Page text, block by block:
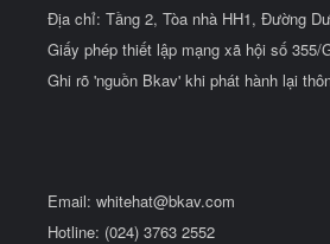
Địa chỉ: Tầng 2, Tòa nhà HH1, Đường
Giấy phép thiết lập mạng xã hội số
Ghi rõ 'nguồn Bkav' khi phát hành lại
Email: whitehat@bkav.com
Hotline: (024) 3763 2552